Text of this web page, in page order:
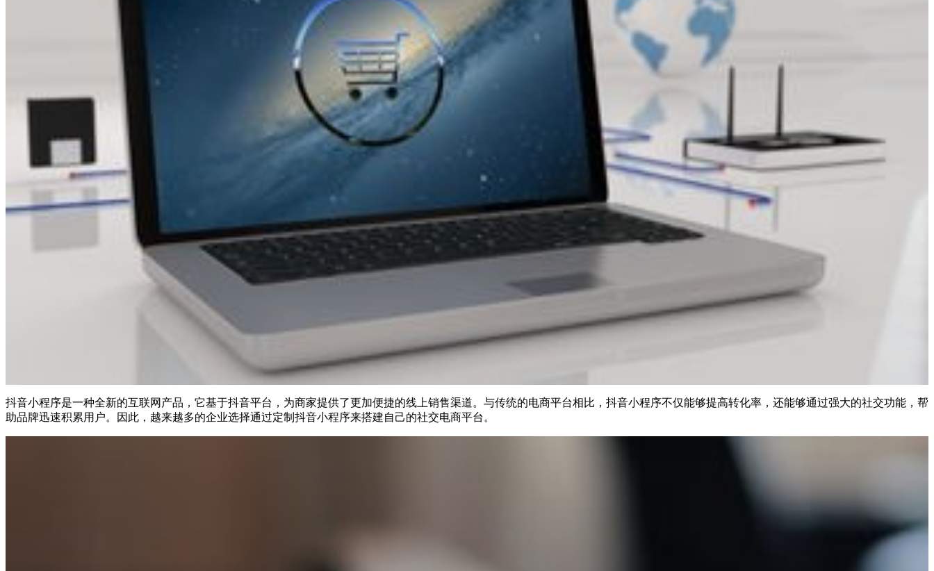
抖音小程序是一种全新的互联网产品，它基于抖音平台，为商家提供了更加便捷的线上销售渠道。与传统的电商平台相比，抖音小程序不仅能够提高转化率，还能够通过强大的社交功能，帮
助品牌迅速积累用户。因此，越来越多的企业选择通过定制抖音小程序来搭建自己的社交电商平台。